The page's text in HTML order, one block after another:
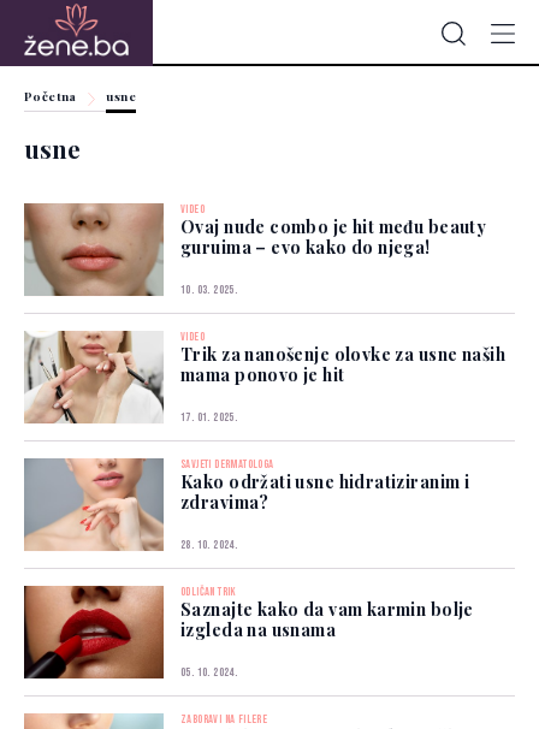
Početna usne
usne
VIDEO
Ovaj nude combo je hit među beauty
guruima – evo kako do njega!
10. 03. 2025.
VIDEO
Trik za nanošenje olovke za usne naših
mama ponovo je hit
17. 01. 2025.
SAVJETI DERMATOLOGA
Kako održati usne hidratiziranim i
zdravima?
28. 10. 2024.
ODLIČAN TRIK
Saznajte kako da vam karmin bolje
izgleda na usnama
05. 10. 2024.
ZABORAVI NA FILERE